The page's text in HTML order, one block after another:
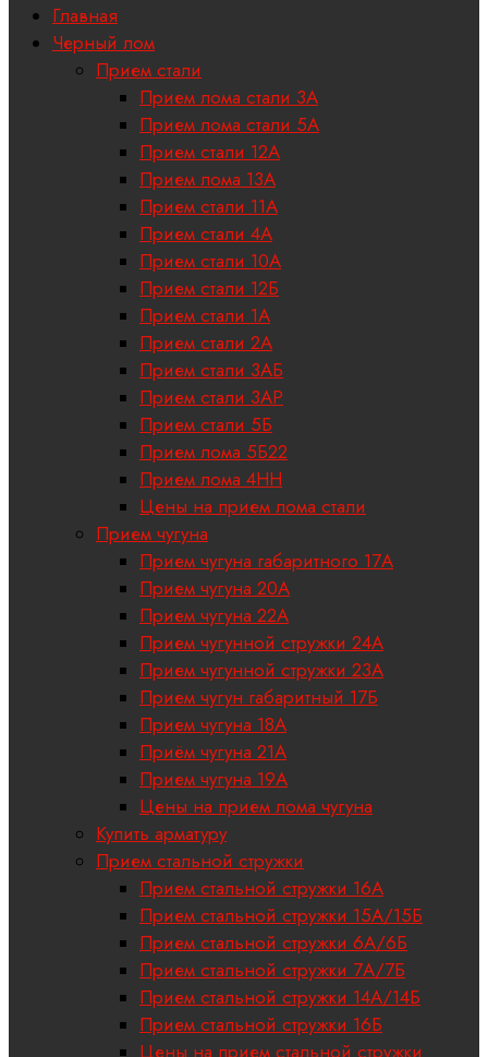
Главная
Черный лом
Прием стали
Прием лома стали 3А
Прием лома стали 5А
Прием стали 12А
Прием лома 13А
Прием стали 11А
Прием стали 4А
Прием стали 10А
Прием стали 12Б
Прием стали 1А
Прием стали 2А
Прием стали 3АБ
Прием стали 3АР
Прием стали 5Б
Прием лома 5Б22
Прием лома 4НН
Цены на прием лома стали
Прием чугуна
Прием чугуна габаритного 17A
Прием чугуна 20А
Прием чугуна 22А
Прием чугунной стружки 24А
Прием чугунной стружки 23А
Прием чугун габаритный 17Б
Прием чугуна 18A
Приём чугуна 21А
Прием чугуна 19А
Цены на прием лома чугуна
Купить арматуру
Прием стальной стружки
Прием стальной стружки 16А
Прием стальной стружки 15А/15Б
Прием стальной стружки 6А/6Б
Прием стальной стружки 7А/7Б
Прием стальной стружки 14А/14Б
Прием стальной стружки 16Б
Цены на прием стальной стружки